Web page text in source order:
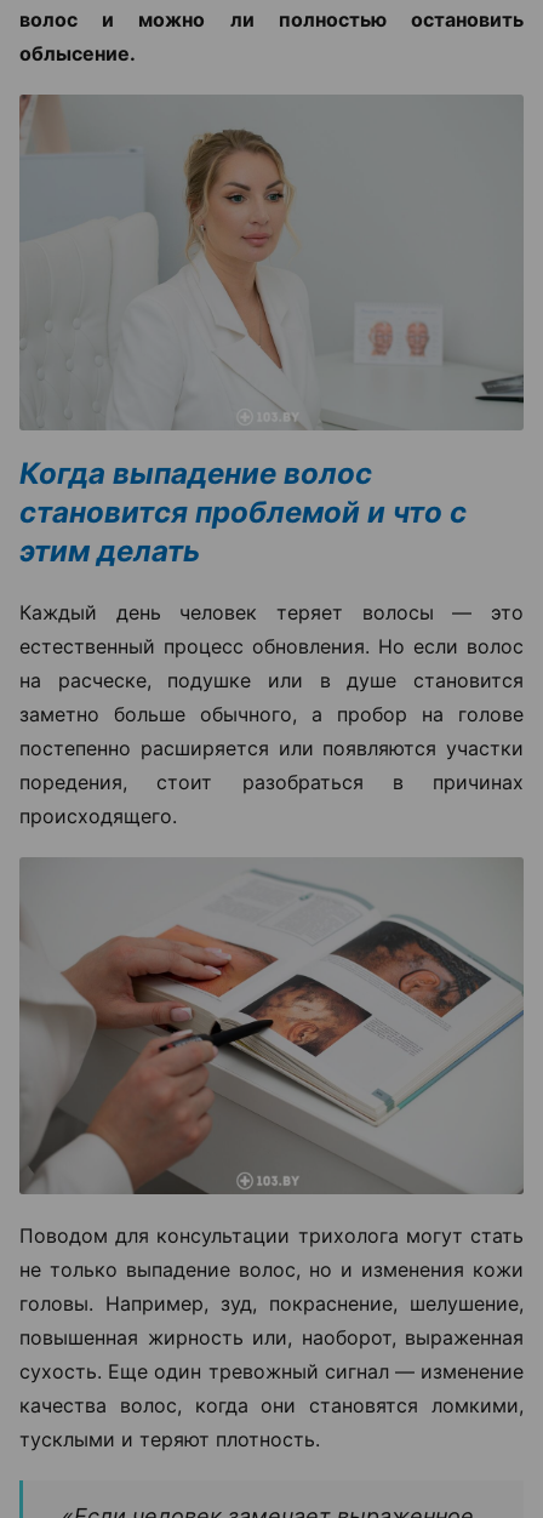
волос и можно ли полностью остановить
облысение.
Когда выпадение волос
становится проблемой и что с
этим делать
Каждый день человек теряет волосы — это
естественный процесс обновления. Но если волос
на расческе, подушке или в душе становится
заметно больше обычного, а пробор на голове
постепенно расширяется или появляются участки
поредения, стоит разобраться в причинах
происходящего.
Поводом для консультации трихолога могут стать
не только выпадение волос, но и изменения кожи
головы. Например, зуд, покраснение, шелушение,
повышенная жирность или, наоборот, выраженная
сухость. Еще один тревожный сигнал — изменение
качества волос, когда они становятся ломкими,
тусклыми и теряют плотность.